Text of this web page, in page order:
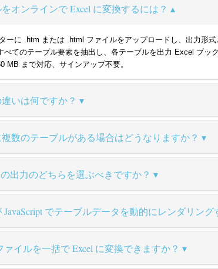
オンラインで Excel に変換するには？
ーに .htm または .html ファイルをアップロードし、出力形
べてのテーブル要素を抽出し、各テーブルを出力 Excel ブ
MB まで対応、サインアップ不要。
いは何ですか？
数のテーブルがある場合はどうなりますか？
出力のどちらを選ぶべきですか？
でテーブルデータを動的にレンダリン
イルを一括で Excel に変換できますか？